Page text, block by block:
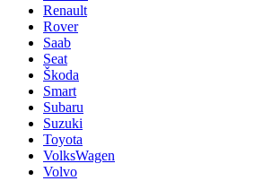
Renault
Rover
Saab
Seat
Škoda
Smart
Subaru
Suzuki
Toyota
VolksWagen
Volvo